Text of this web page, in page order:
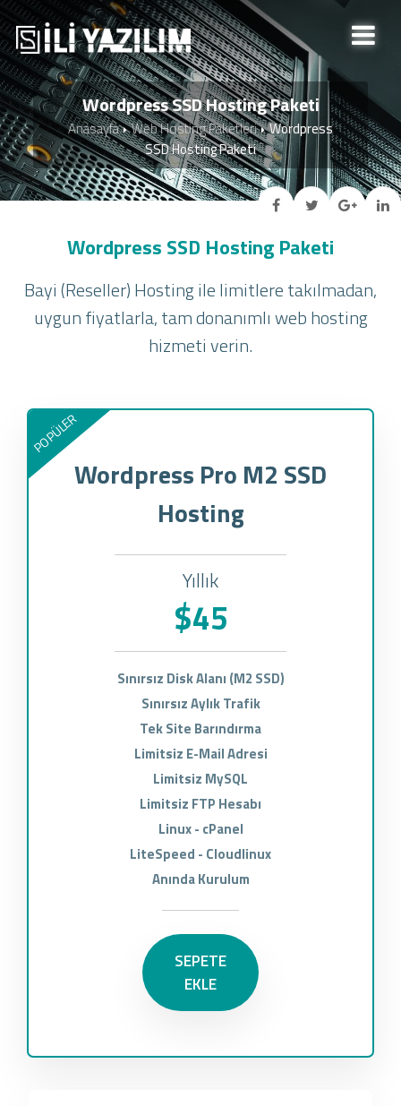
Wordpress SSD Hosting Paketi
Anasayfa Web Hosting Paketleri
Wordpress
SSD Hosting Paketi
Wordpress SSD Hosting Paketi
Bayi (Reseller) Hosting ile limitlere takılmadan,
uygun fiyatlarla, tam donanımlı web hosting
hizmeti verin.
POPÜLER
Wordpress Pro M2 SSD
Hosting
Yıllık
$45
Sınırsız Disk Alanı (M2 SSD)
Sınırsız Aylık Trafik
Tek Site Barındırma
Limitsiz E-Mail Adresi
Limitsiz MySQL
Limitsiz FTP Hesabı
Linux - cPanel
LiteSpeed - Cloudlinux
Anında Kurulum
SEPETE
EKLE